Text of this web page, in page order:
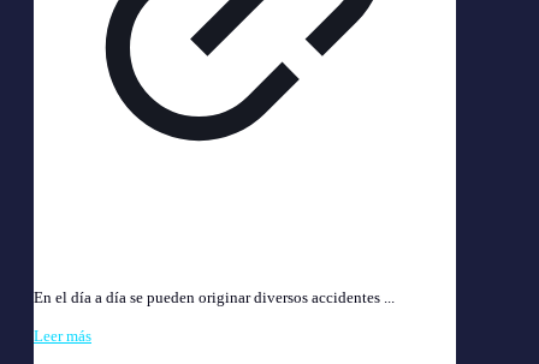
En el día a día se pueden originar diversos accidentes ...
Leer más